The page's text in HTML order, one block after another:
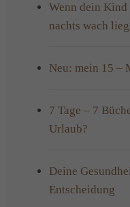
Wenn dein
nachts wach
Neu: mein 15 –
7 Tage – 7
Urlaub?
Deine
Entscheidung